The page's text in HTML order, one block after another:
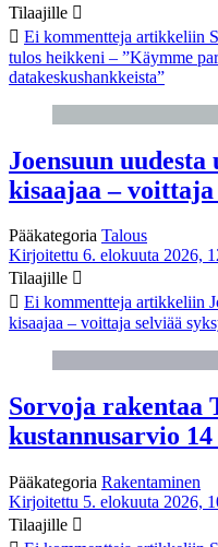
Tilaajille
Ei kommentteja artikkeliin
tulos heikkeni – ”Käymme
datakeskushankkeista”
Joensuun
kisaajaa –
Pääkategoria Talous
Kirjoitettu 6. elokuuta 2026,
Tilaajille
Ei kommentteja artikkeliin
kisaajaa – voittaja selviää
Sorvoja rakentaa
kustannusarvio
Pääkategoria Rakentaminen
Kirjoitettu 5. elokuuta 2026,
Tilaajille